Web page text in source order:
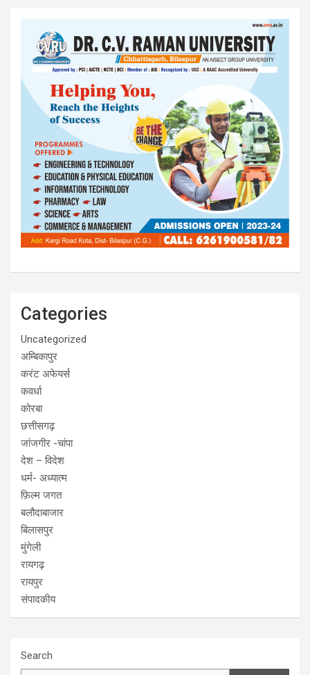
Categories
Uncategorized
अम्बिकापुर
करंट अफेयर्स
कवर्धा
कोरबा
छत्तीसगढ़
जांजगीर -चांपा
देश – विदेश
धर्म- अध्यात्म
फ़िल्म जगत
बलौदाबाजार
बिलासपुर
मुंगेली
रायगढ़
रायपुर
संपादकीय
Search